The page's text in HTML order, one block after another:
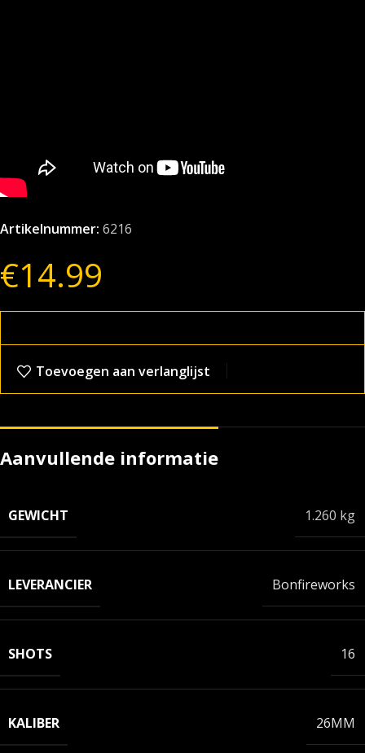
Artikelnummer: 6216
€14.99
Toevoegen aan verlanglijst
Aanvullende informatie
GEWICHT 1.260 kg
LEVERANCIER Bonfireworks
SHOTS 16
KALIBER 26MM